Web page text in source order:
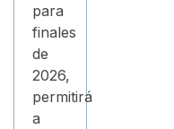
para
finales
de
2026,
permitirá
a